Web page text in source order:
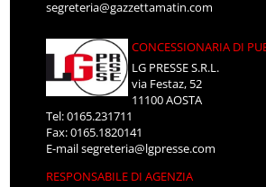
segreteria@gazzettamatin.com
CONCESSIONARIA DI
LG PRESSE S.R.L.
via Festaz, 52
11100 AOSTA
Tel: 0165.231711
Fax: 0165.1820141
E-mailsegreteria@lgpresse.com
RESPONSABILE DI AGENZIA